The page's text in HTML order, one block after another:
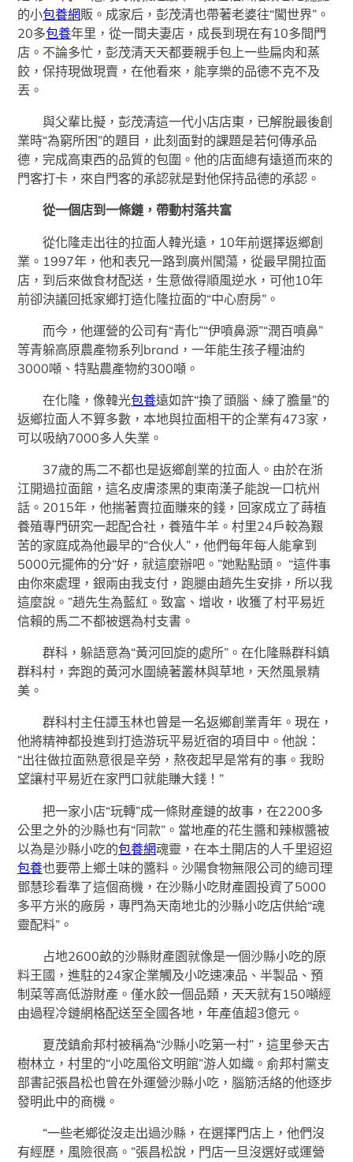
的小包養網販。成家后，彭茂清也帶著老婆往“闖世界”。
20多包養年里，從一間夫妻店，成長到現在有10多間門
店。不論多忙，彭茂清天天都要親手包上一些扁肉和蒸
餃，保持現做現賣，在他看來，能享樂的品德不克不及
丟。
與父輩比擬，彭茂清這一代小店店東，已解脫最後創
業時“為窮所困”的題目，此刻面對的課題是若何傳承品
德，完成高東西的品質的包圍。他的店面總有遠道而來的
門客打卡，來自門客的承認就是對他保持品德的承認。
從一個店到一條鏈，帶動村落共富
從化隆走出往的拉面人韓光遠，10年前選擇返鄉創
業。1997年，他和表兄一路到廣州闖蕩，從最早開拉面
店，到后來做食材配送，生意做得順風逆水，可他10年
前卻決議回抵家鄉打造化隆拉面的“中心廚房”。
而今，他運營的公司有“青化”“伊噴鼻源”“潤百噴鼻”
等青躲高原農產物系列brand，一年能生孩子糧油約
3000噸、特點農產物約300噸。
在化隆，像韓光包養遠如許“換了頭腦、練了膽量”的
返鄉拉面人不算多數，本地與拉面相干的企業有473家，
可以吸納7000多人失業。
37歲的馬二不都也是返鄉創業的拉面人。由於在浙
江開過拉面館，這名皮膚漆黑的東南漢子能說一口杭州
話。2015年，他揣著賣拉面賺來的錢，回家成立了蒔植
養殖專門研究一起配合社，養殖牛羊。村里24戶較為艱
苦的家庭成為他最早的“合伙人”，他們每年每人能拿到
5000元擺佈的分“好，就這麼辦吧。”她點點頭。 “這件事
由你來處理，銀兩由我支付，跑腿由趙先生安排，所以我
這麼說。”趙先生為藍紅。致富、增收，收獲了村平易近
信賴的馬二不都被選為村支書。
群科，躲語意為“黃河回旋的處所”。在化隆縣群科鎮
群科村，奔跑的黃河水圍繞著叢林與草地，天然風景精
美。
群科村主任譚玉林也曾是一名返鄉創業青年。現在，
他將精神都投進到打造游玩平易近宿的項目中。他說：
“出往做拉面熟意很是辛勞，熬夜起早是常有的事。我盼
望讓村平易近在家門口就能賺大錢！”
把一家小店“玩轉”成一條財產鏈的故事，在2200多
公里之外的沙縣也有“同款”。當地產的花生醬和辣椒醬被
以為是沙縣小吃的包養網魂靈，在本土開店的人千里迢迢
包養也要帶上鄉土味的醬料。沙陽食物無限公司的總司理
鄧慧珍看準了這個商機，在沙縣小吃財產園投資了5000
多平方米的廠房，專門為天南地北的沙縣小吃店供給“魂
靈配料”。
占地2600畝的沙縣財產園就像是一個沙縣小吃的原
料王國，進駐的24家企業觸及小吃速凍品、半製品、預
制菜等高低游財產。僅水餃一個品類，天天就有150噸經
由過程冷鏈網格配送至全國各地，年產值超3億元。
夏茂鎮俞邦村被稱為“沙縣小吃第一村”，這里參天古
樹林立，村里的“小吃風俗文明館”游人如織。俞邦村黨支
部書記張昌松也曾在外運營沙縣小吃，腦筋活絡的他逐步
發明此中的商機。
“一些老鄉從沒走出過沙縣，在選擇門店上，他們沒
有經歷，風險很高。”張昌松說，門店一旦沒選好或運營